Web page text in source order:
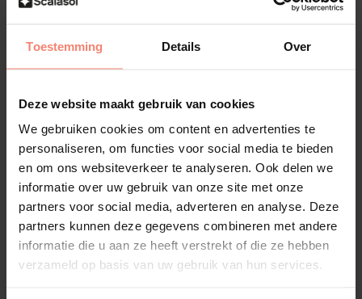
Toestemming Details Over
Deze website maakt gebruik van cookies
We gebruiken cookies om content en advertenties te
personaliseren, om functies voor social media te bieden
en om ons websiteverkeer te analyseren. Ook delen we
informatie over uw gebruik van onze site met onze
partners voor social media, adverteren en analyse. Deze
partners kunnen deze gegevens combineren met andere
informatie die u aan ze heeft verstrekt of die ze hebben
verzameld op basis van uw gebruik van hun services.
Comment mesurer ma vitre ?
Prix total (Total avec les taxes):
€28,00
Inclus avec la garantie de pose Scalasol® PoseSûre
Disponible